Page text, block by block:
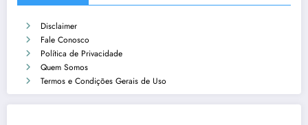
Disclaimer
Fale Conosco
Política de Privacidade
Quem Somos
Termos e Condições Gerais de Uso